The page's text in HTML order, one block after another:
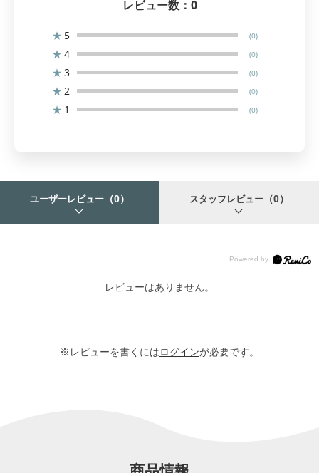
レビュー数： 0
★ 5 (0)
★ 4 (0)
★ 3 (0)
★ 2 (0)
★ 1 (0)
ユーザーレビュー （0） スタッフレビュー （0）
レビューはありません。
※レビューを書くにはログインが必要です。